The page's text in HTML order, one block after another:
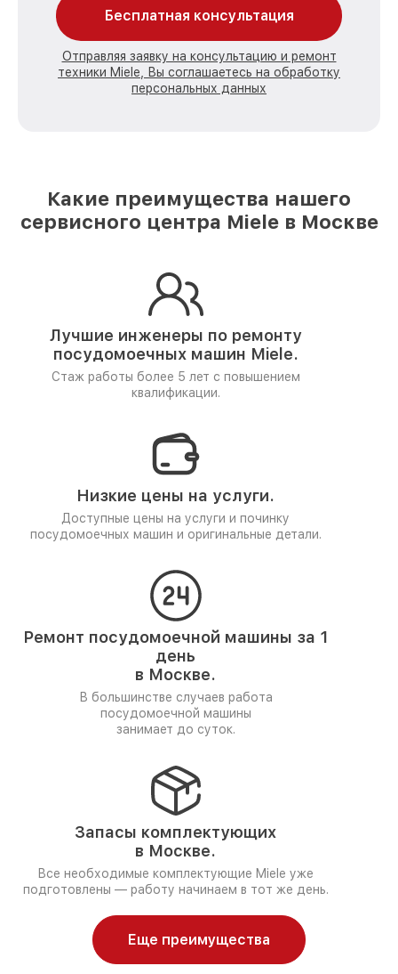
Бесплатная консультация
Отправляя заявку на консультацию и ремонт
техники Miele, Вы соглашаетесь на обработку
персональных данных
Какие преимущества нашего
сервисного центра Miele в Москве
Лучшие инженеры по ремонту
посудомоечных машин Miele.
Стаж работы более 5 лет с повышением
квалификации.
Низкие цены на услуги.
Доступные цены на услуги и починку
посудомоечных машин и оригинальные детали.
Ремонт посудомоечной машины за 1
день
в Москве.
В большинстве случаев работа
посудомоечной машины
занимает до суток.
Запасы комплектующих
в Москве.
Все необходимые комплектующие Miele уже
подготовлены — работу начинаем в тот же день.
Еще преимущества